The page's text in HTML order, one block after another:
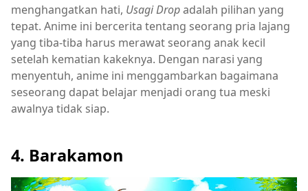
menghangatkan hati, Usagi Dropadalah pilihan yang
tepat. Anime ini bercerita tentang seorang pria lajang
yang tiba-tiba harus merawat seorang anak kecil
setelah kematian kakeknya. Dengan narasi yang
menyentuh, anime ini menggambarkan bagaimana
seseorang dapat belajar menjadi orang tua meski
awalnya tidak siap.
4. Barakamon